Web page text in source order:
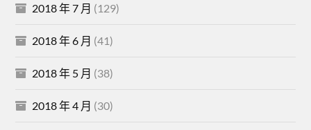
2018 年 7 月 (129)
2018 年 6 月 (41)
2018 年 5 月 (38)
2018 年 4 月 (30)